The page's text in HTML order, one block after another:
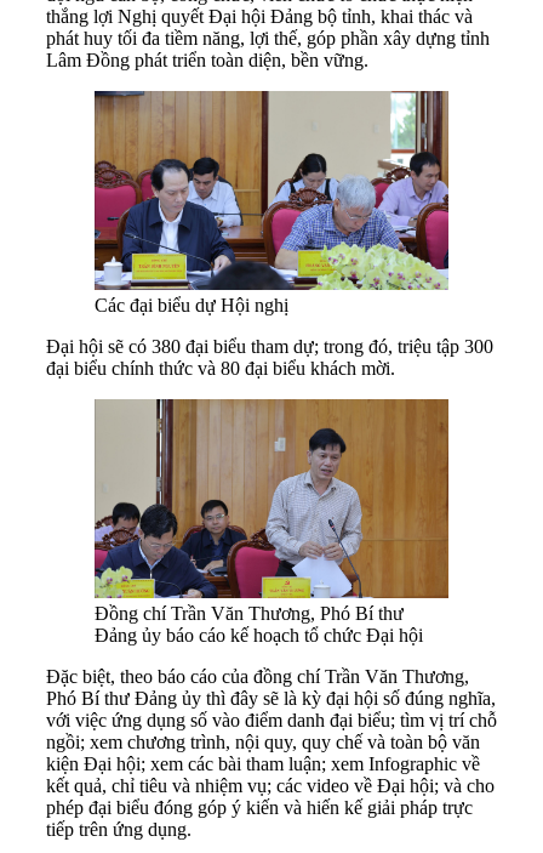
thắng lợi Nghị quyết Đại hội Đảng bộ tỉnh, khai thác và
phát huy tối đa tiềm năng, lợi thế, góp phần xây dựng tỉnh
Lâm Đồng phát triển toàn diện, bền vững.
Các đại biểu dự Hội nghị
Đại hội sẽ có 380 đại biểu tham dự; trong đó, triệu tập 300
đại biểu chính thức và 80 đại biểu khách mời.
Đồng chí Trần Văn Thương, Phó Bí thư
Đảng ủy báo cáo kế hoạch tổ chức Đại hội
Đặc biệt, theo báo cáo của đồng chí Trần Văn Thương,
Phó Bí thư Đảng ủy thì đây sẽ là kỳ đại hội số đúng nghĩa,
với việc ứng dụng số vào điểm danh đại biểu; tìm vị trí chỗ
ngồi; xem chương trình, nội quy, quy chế và toàn bộ văn
kiện Đại hội; xem các bài tham luận; xem Infographic về
kết quả, chỉ tiêu và nhiệm vụ; các video về Đại hội; và cho
phép đại biểu đóng góp ý kiến và hiến kế giải pháp trực
tiếp trên ứng dụng.